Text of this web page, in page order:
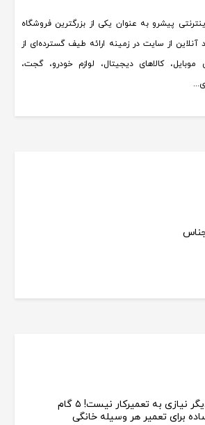
پیشرو به عنوان یکی از بزرگترین فروشگاه
آنلاین از سایت در زمینه ارائه طیف گسترده‌ای از
موبایل، کالاهای دیجیتال، لوازم خودرو، گجت،
دیگر نیازی به تعمیرکار نیست! ۵ گام
برای تعمیر هر وسیله خانگی